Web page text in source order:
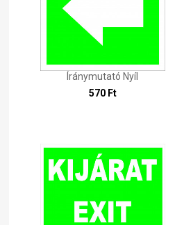
Íránymutató Nyíl
570 Ft